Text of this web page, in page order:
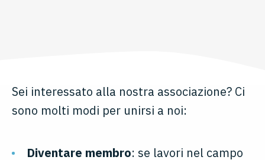
Sei interessato alla nostra associazione? Ci
sono molti modi per unirsi a noi:
Diventare membro: se lavori nel campo